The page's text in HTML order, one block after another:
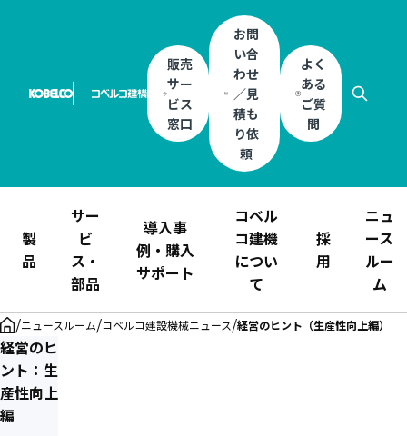
販売
サー
ビス
窓口
お問
い合
わせ
／見
積も
り依
頼
よく
ある
ご質
問
製
品
サー
ビ
ス・
部品
導入事
例・購入
サポート
コベル
コ建機
につい
て
採
用
ニュ
ース
ルー
ム
/ニュースルーム/コベルコ建設機械ニュース/経営のヒント（生産性向上編）
経営のヒ
ント：生
産性向上
編